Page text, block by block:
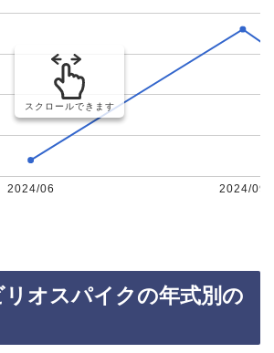
2024/06 2024/09
スクロールできます
オスパイクの年式別の